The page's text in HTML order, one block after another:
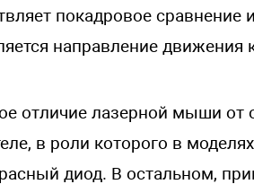
покадровое сравнение
направление
отличие лазерной мыши от
в роли которого в
диод. В остальном,